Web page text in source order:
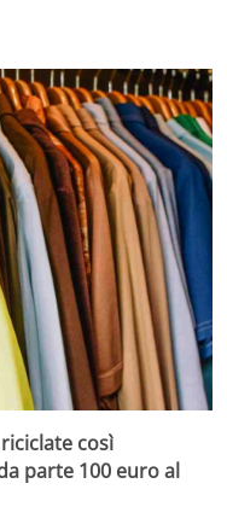
così
parte 100 euro al